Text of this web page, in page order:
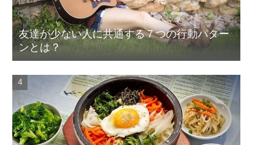
友達が少ない人に共通する７つの行動パター
ンとは？